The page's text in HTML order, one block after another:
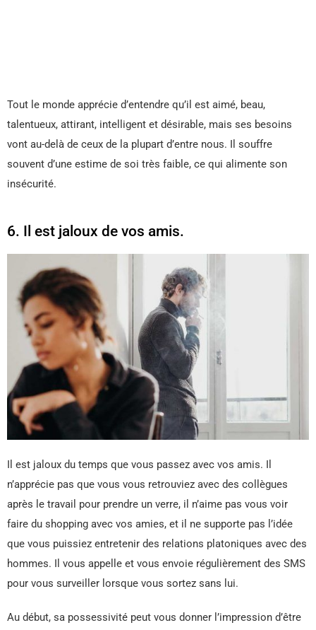
Tout le monde apprécie d’entendre qu’il est aimé, beau,
talentueux, attirant, intelligent et désirable, mais ses besoins
vont au-delà de ceux de la plupart d’entre nous. Il souffre
souvent d’une estime de soi très faible, ce qui alimente son
insécurité.
6. Il est jaloux de vos amis.
Il est jaloux du temps que vous passez avec vos amis. Il
n’apprécie pas que vous vous retrouviez avec des collègues
après le travail pour prendre un verre, il n’aime pas vous voir
faire du shopping avec vos amies, et il ne supporte pas l’idée
que vous puissiez entretenir des relations platoniques avec des
hommes. Il vous appelle et vous envoie régulièrement des SMS
pour vous surveiller lorsque vous sortez sans lui.
Au début, sa possessivité peut vous donner l’impression d’être